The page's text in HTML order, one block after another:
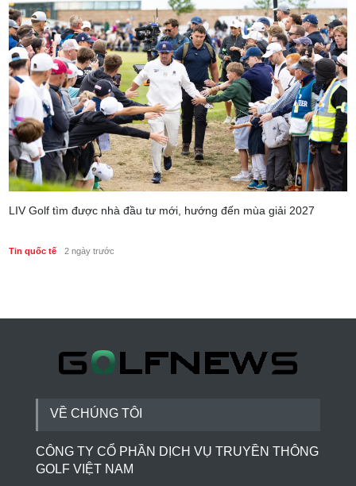
LIV Golf tìm được nhà đầu tư mới, hướng đến mùa giải 2027
Tin quốc tế 2 ngày trước
VỀ CHÚNG TÔI
CÔNG TY CỔ PHẦN DỊCH VỤ TRUYỀN THÔNG
GOLF VIỆT NAM